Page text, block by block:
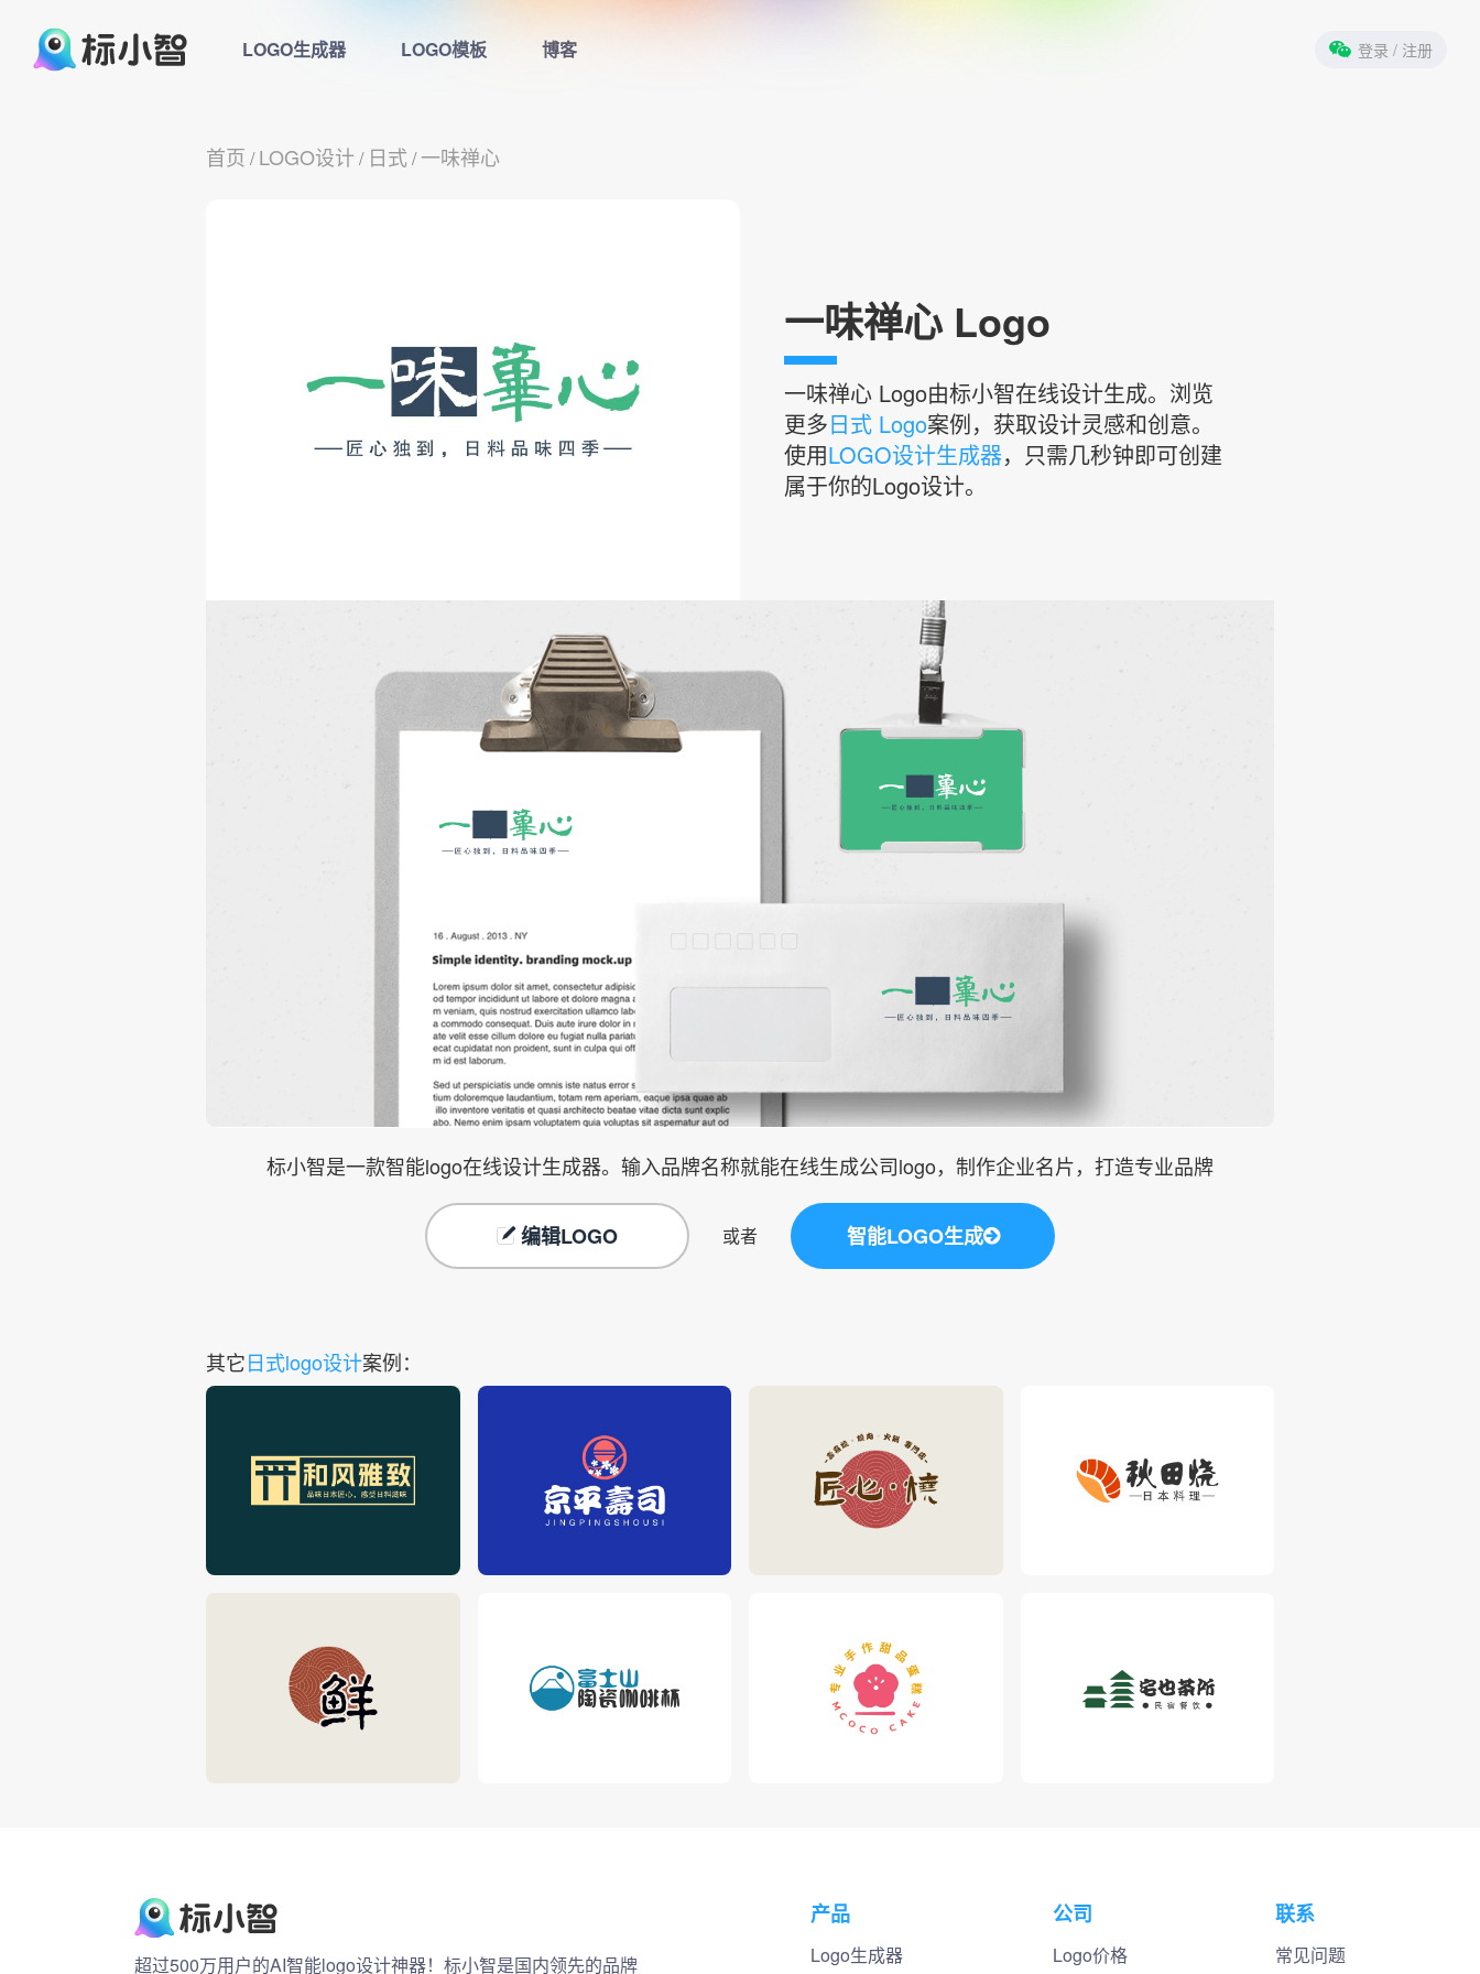
LOGO生成器 LOGO模板 博客 登录 / 注册
首页 / LOGO设计/ 日式/ 一味禅心
一味禅心 Logo
一味禅心 Logo由标小智在线设计生成。浏览
更多日式 Logo案例，获取设计灵感和创意。
使用LOGO设计生成器，只需几秒钟即可创建
属于你的Logo设计。
标小智是一款智能logo在线设计生成器。输入品牌名称就能在线生成公司logo，制作企业名片，打造专业品牌
编辑LOGO 或者 智能LOGO生成
其它日式logo设计案例：
超过500万用户的AI智能logo设计神器！标小智是国内领先的品牌
产品
Logo生成器
公司
Logo价格
联系
常见问题